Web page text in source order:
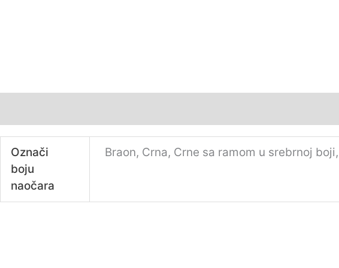
Označi
boju
naočara
Braon, Crna, Crne sa ramom u srebrnoj